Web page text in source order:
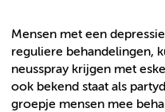
Mensen met een
reguliere behandelingen,
neusspray krijgen met
ook bekend staat als
groepje mensen mee